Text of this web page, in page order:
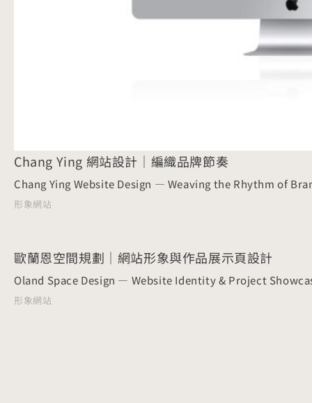
Chang Ying 網站設計｜編織品牌節奏
Chang Ying Website Design — Weaving the Rhythm of
形象網站
歐蘭恩空間規劃｜網站形象與作品展示頁設計
Oland Space Design — Website Identity & Project
形象網站